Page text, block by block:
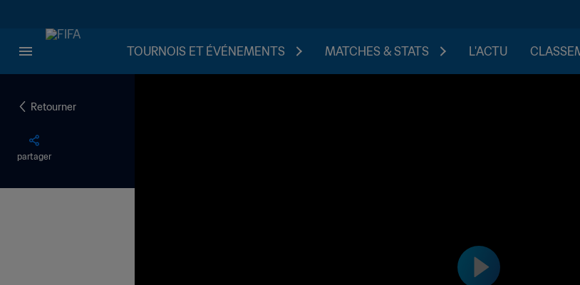
TOURNOIS ET ÉVÉNEMENTS MATCHES & STATS L'ACTU
Retourner
partager